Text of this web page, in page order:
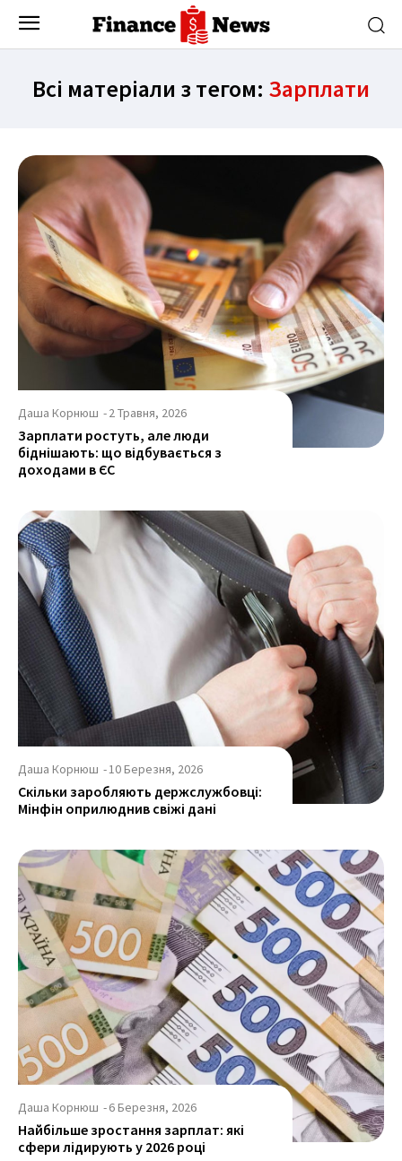
Всі матеріали з тегом: Зарплати
Даша Корнюш -2 Травня, 2026
Зарплати ростуть, але люди
біднішають: що відбувається з
доходами в ЄС
Даша Корнюш -10 Березня, 2026
Скільки заробляють держслужбовці:
Мінфін оприлюднив свіжі дані
Даша Корнюш -6 Березня, 2026
Найбільше зростання зарплат: які
сфери лідирують у 2026 році